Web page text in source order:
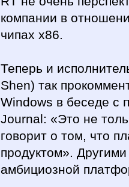
компании в
чипах x86.
Теперь и
Shen) так
Windows в беседе с
Journal: «Это не
говорит о том, что
продуктом».
амбициозной